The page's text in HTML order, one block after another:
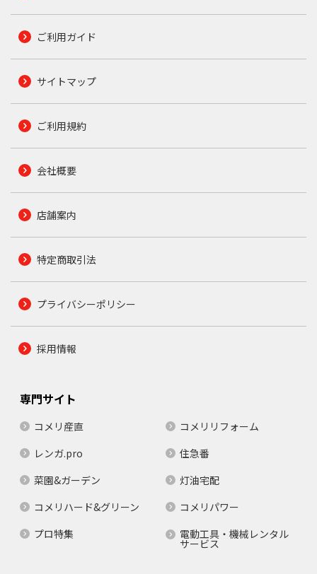
ご利用ガイド
サイトマップ
ご利用規約
会社概要
店舗案内
特定商取引法
プライバシーポリシー
採用情報
専門サイト
コメリ産直
コメリリフォーム
レンガ.pro
住急番
菜園&ガーデン
灯油宅配
コメリハード&グリーン
コメリパワー
プロ特集
電動工具・機械レンタル
サービス